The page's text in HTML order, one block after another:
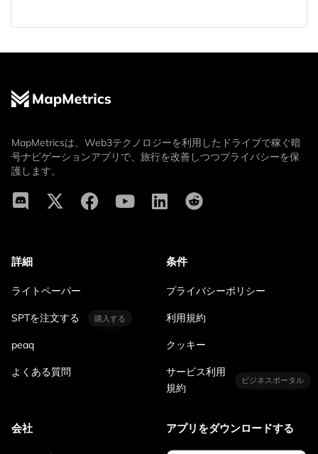
MapMetricsは、Web3テクノロジーを利用したドライブで稼ぐ暗
号ナビゲーションアプリで、旅行を改善しつつプライバシーを保
護します。
詳細
ライトペーパー
SPTを注文する 購入する
peaq
よくある質問
条件
プライバシーポリシー
利用規約
クッキー
サービス利用
規約
ビジネスポータル
会社 アプリをダウンロードする